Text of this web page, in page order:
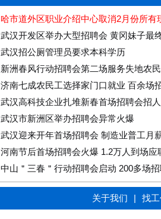
哈市道外区职业介绍中心取消2月份所有
武汉开发区举办大型招聘会 黄冈妹子最
武汉招公厕管理员要求本科学历
新洲春风行动招聘会第二场服务失地农
济南七成农民工选择家门口就业 百余场
武汉高科技企业扎堆新春首场招聘会招人
武汉市新洲区举办招聘会异常火爆
武汉迎来开年首场招聘会 制造业普工月
河南节后首场招聘会火爆 1.2万人到场应
中山＂三春＂行动招聘会启动 200多场
关于我们 | 找